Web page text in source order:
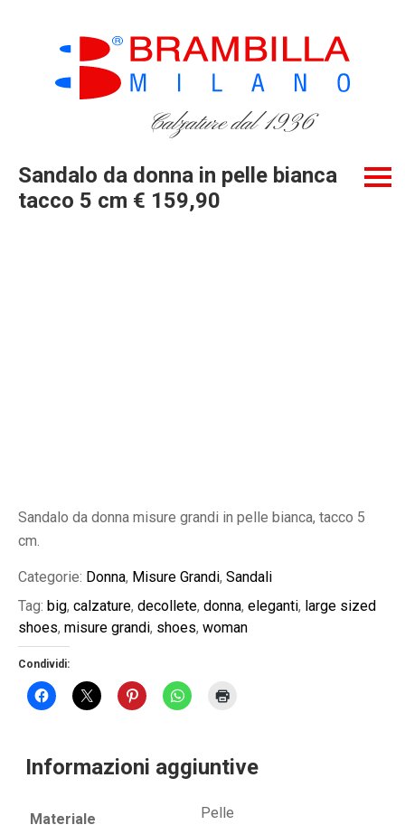
Calzature dal 1936
Sandalo da donna in pelle bianca
tacco 5 cm € 159,90
Sandalo da donna misure grandi in pelle bianca, tacco 5
cm.
Categorie: Donna, Misure Grandi, Sandali
Tag: big, calzature, decollete, donna, eleganti, large sized
shoes, misure grandi, shoes, woman
Condividi:
Informazioni aggiuntive
Materiale Pelle